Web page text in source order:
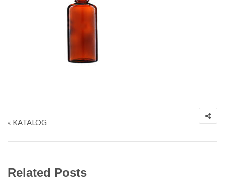
« KATALOG
Related Posts